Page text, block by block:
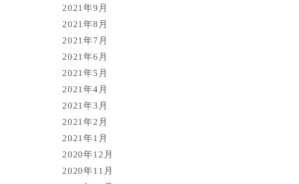
2021年9月
2021年8月
2021年7月
2021年6月
2021年5月
2021年4月
2021年3月
2021年2月
2021年1月
2020年12月
2020年11月